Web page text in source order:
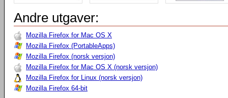
Andre utgaver:
Mozilla Firefox for Mac OS X
Mozilla Firefox (PortableApps)
Mozilla Firefox (norsk versjon)
Mozilla Firefox for Mac OS X (norsk versjon)
Mozilla Firefox for Linux (norsk versjon)
Mozilla Firefox 64-bit